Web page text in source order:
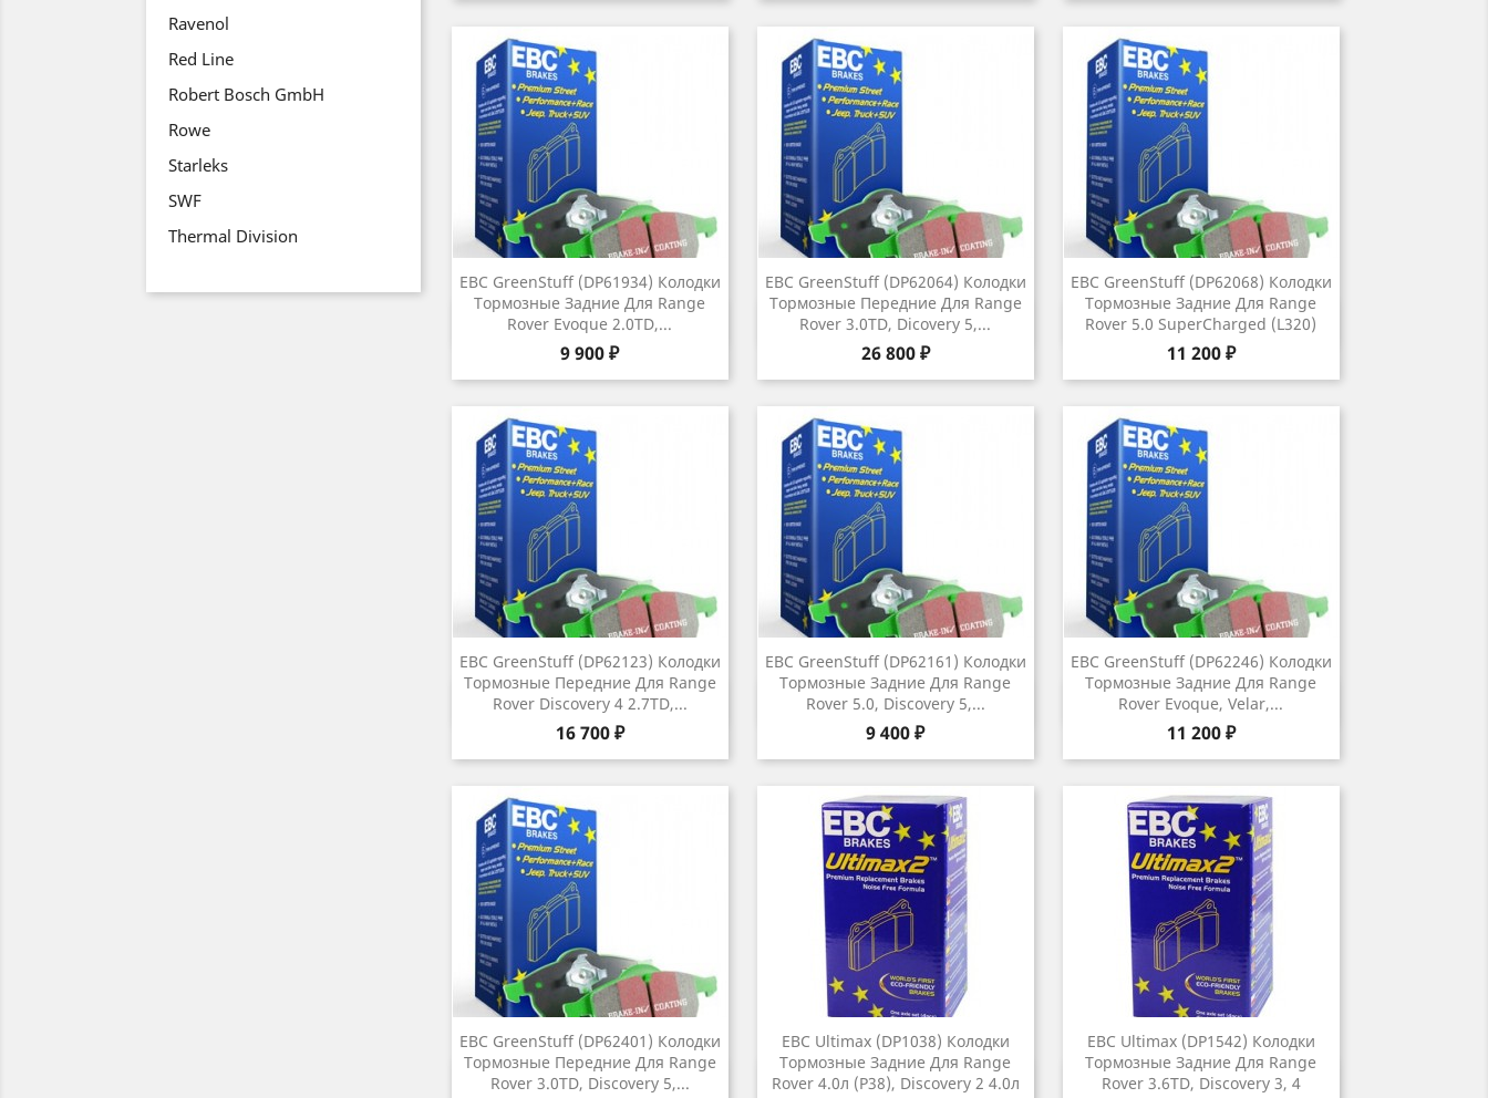
Ravenol
Red Line
Robert Bosch GmbH
Rowe
Starleks
SWF
Thermal Division
EBC GreenStuff (DP61934) Колодки
Тормозные Задние Для Range
Rover Evoque 2.0TD,...
Цена
9 900 ₽
Быстрый просмотр
EBC GreenStuff (DP62064) Колодки
Тормозные Передние Для Range
Rover 3.0TD, Dicovery 5,...
Цена
26 800 ₽
Быстрый просмотр
EBC GreenStuff (DP62068) Колодки
Тормозные Задние Для Range
Rover 5.0 SuperCharged (L320)
Цена
11 200 ₽
 Быстрый просмотр
EBC GreenStuff (DP62123) Колодки
Тормозные Передние Для Range
Rover Discovery 4 2.7TD,...
Цена
16 700 ₽
Быстрый просмотр
EBC GreenStuff (DP62161) Колодки
Тормозные Задние Для Range
Rover 5.0, Discovery 5,...
Цена
9 400 ₽
Быстрый просмотр
EBC GreenStuff (DP62246) Колодки
Тормозные Задние Для Range
Rover Evoque, Velar,...
Цена
11 200 ₽
Быстрый просмотр
EBC GreenStuff (DP62401) Колодки
Тормозные Передние Для Range
Rover 3.0TD, Discovery 5,...
Быстрый просмотр
EBC Ultimax (DP1038) Колодки
Тормозные Задние Для Range
Rover 4.0л (P38), Discovery 2 4.0л
Быстрый просмотр
EBC Ultimax (DP1542) Колодки
Тормозные Задние Для Range
Rover 3.6TD, Discovery 3, 4
Быстрый просмотр